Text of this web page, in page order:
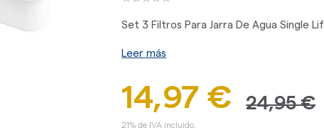
Set 3 Filtros Para Jarra De Agua Single
Leer más
14,97 € 24,95 €
21% de IVA incluido.